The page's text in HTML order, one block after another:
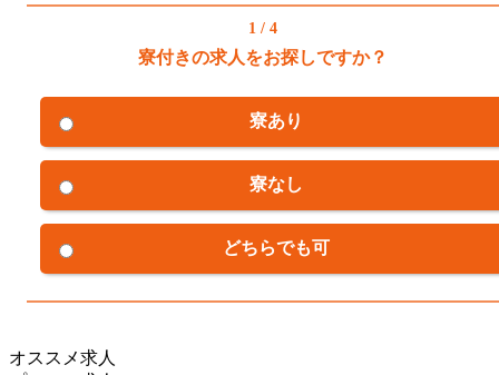
1 / 4
寮付きの求人をお探しですか？
寮あり
寮なし
どちらでも可
オススメ求人